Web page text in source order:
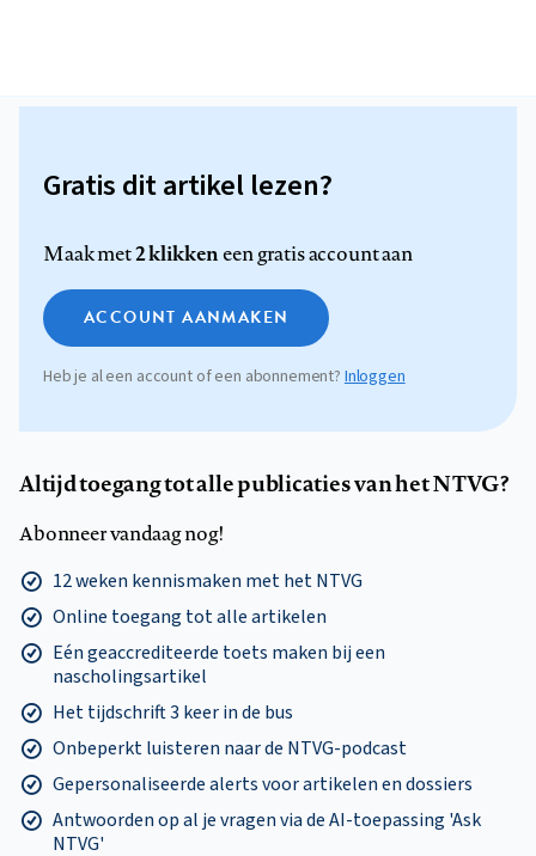
Gratis dit artikel lezen?
Maak met2 klikkeneen gratis account aan
ACCOUNT AANMAKEN
Heb je al een account of een abonnement? Inloggen
Altijd toegang tot alle publicaties van het NTVG?
Abonneer vandaag nog!
12 weken kennismaken met het NTVG
Online toegang tot alle artikelen
Eén geaccrediteerde toets maken bij een
nascholingsartikel
Het tijdschrift 3 keer in de bus
Onbeperkt luisteren naar de NTVG-podcast
Gepersonaliseerde alerts voor artikelen en dossiers
Antwoorden op al je vragen via de AI-toepassing 'Ask
NTVG'